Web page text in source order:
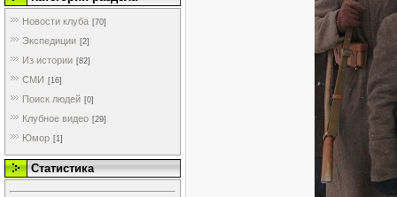
Новости клуба [70]
Экспедиции [2]
Из истории [82]
СМИ [16]
Поиск людей [0]
Клубное видео [29]
Юмор [1]
Статистика